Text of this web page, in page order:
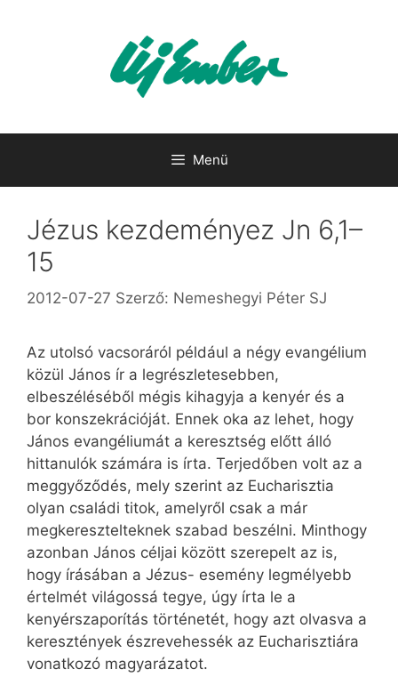
Menü
Jézus kezdeményez Jn 6,1–
15
2012-07-27 Szerző: Nemeshegyi Péter SJ
Az utolsó vacsoráról például a négy evangélium
közül János ír a legrészletesebben,
elbeszéléséből mégis kihagyja a kenyér és a
bor konszekrációját. Ennek oka az lehet, hogy
János evangéliumát a keresztség előtt álló
hittanulók számára is írta. Terjedőben volt az a
meggyőződés, mely szerint az Eucharisztia
olyan családi titok, amelyről csak a már
megkeresztelteknek szabad beszélni. Minthogy
azonban János céljai között szerepelt az is,
hogy írásában a Jézus- esemény legmélyebb
értelmét világossá tegye, úgy írta le a
kenyérszaporítás történetét, hogy azt olvasva a
keresztények észrevehessék az Eucharisztiára
vonatkozó magyarázatot.